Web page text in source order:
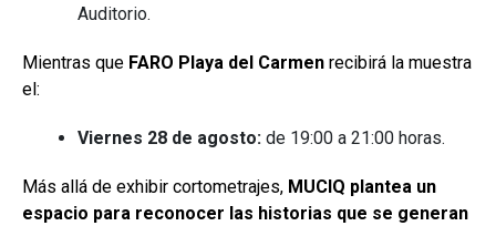
Auditorio.
Mientras que FARO Playa del Carmen recibirá la muestra
el:
Viernes 28 de agosto: de 19:00 a 21:00 horas.
Más allá de exhibir cortometrajes, MUCIQ plantea un
espacio para reconocer las historias que se generan